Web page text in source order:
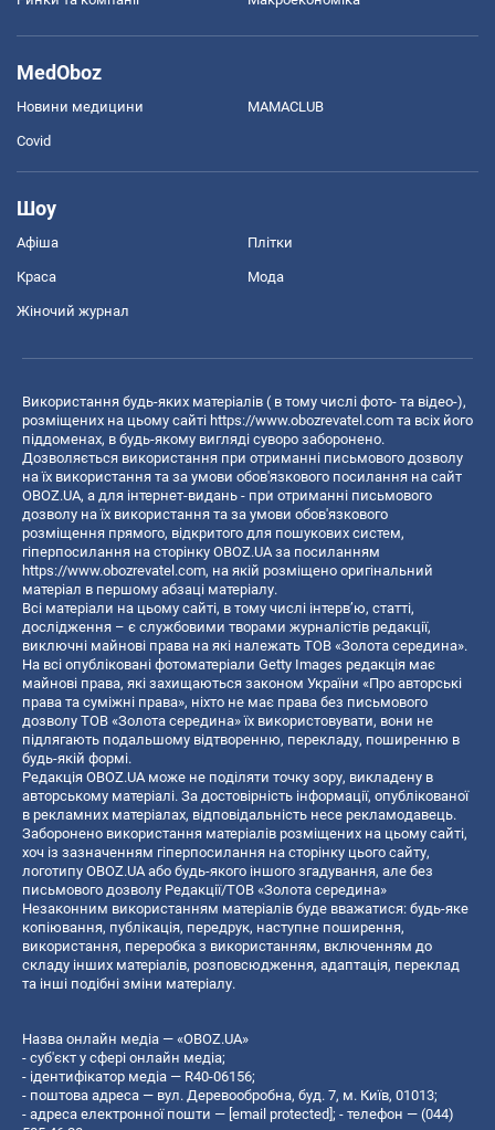
MedOboz
Новини медицини MAMACLUB
Covid
Шоу
Афіша Плітки
Краса Мода
Жіночий журнал
Використання будь-яких матеріалів ( в тому числі фото- та відео-),
розміщених на цьому сайті https://www.obozrevatel.com та всіх його
піддоменах, в будь-якому вигляді суворо заборонено.
Дозволяється використання при отриманні письмового дозволу
на їх використання та за умови обов'язкового посилання на сайт
OBOZ.UA, а для інтернет-видань - при отриманні письмового
дозволу на їх використання та за умови обов'язкового
розміщення прямого, відкритого для пошукових систем,
гіперпосилання на сторінку OBOZ.UA за посиланням
https://www.obozrevatel.com, на якій розміщено оригінальний
матеріал в першому абзаці матеріалу.
Всі матеріали на цьому сайті, в тому числі інтерв’ю, статті,
дослідження – є службовими творами журналістів редакції,
виключні майнові права на які належать ТОВ «Золота середина».
На всі опубліковані фотоматеріали Getty Images редакція має
майнові права, які захищаються законом України «Про авторські
права та суміжні права», ніхто не має права без письмового
дозволу ТОВ «Золота середина» їх використовувати, вони не
підлягають подальшому відтворенню, перекладу, поширенню в
будь-якій формі.
Редакція OBOZ.UA може не поділяти точку зору, викладену в
авторському матеріалі. За достовірність інформації, опублікованої
в рекламних матеріалах, відповідальність несе рекламодавець.
Заборонено використання матеріалів розміщених на цьому сайті,
хоч із зазначенням гіперпосилання на сторінку цього сайту,
логотипу OBOZ.UA або будь-якого іншого згадування, але без
письмового дозволу Редакції/ТОВ «Золота середина»
Незаконним використанням матеріалів буде вважатися: будь-яке
копiювання, публiкацiя, передрук, наступне поширення,
використання, переробка з використанням, включенням до
складу інших матеріалів, розповсюдження, адаптація, переклад
та інші подібні зміни матеріалу.
Назва онлайн медіа — «OBOZ.UA»
- суб'єкт у сфері онлайн медіа;
- ідентифікатор медіа — R40-06156;
- поштова адреса — вул. Деревообробна, буд. 7, м. Київ, 01013;
- адреса електронної пошти — [email protected] ; - телефон — (044)